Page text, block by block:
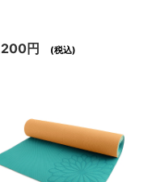
円 (税込)